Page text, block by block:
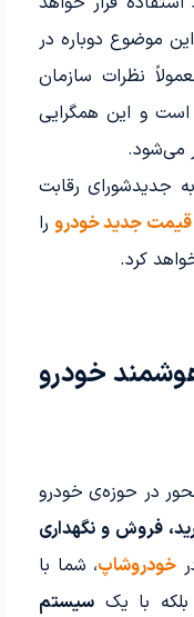
موضوع دوباره در
نظرات سازمان
و این همگرایی
می‌شود.
جدیدشورای رقابت
قیمت‌ جدید خودرورا
کرد.
خودرو
در حوزه‌ی خودرو
فروش و نگهداری
خودروشاپ، شما با
با یکسیستم